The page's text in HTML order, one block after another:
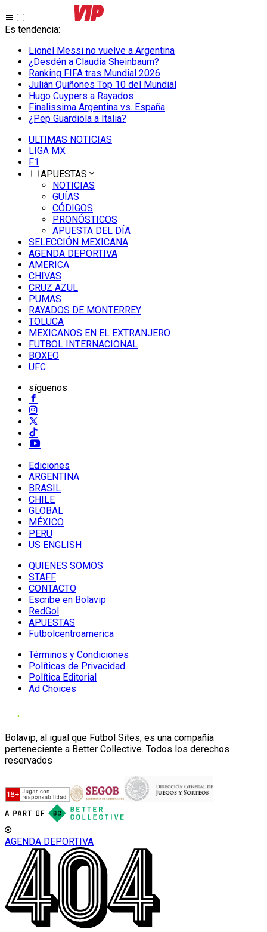
Es tendencia:
Lionel Messi no vuelve a Argentina
¿Desdén a Claudia Sheinbaum?
Ranking FIFA tras Mundial 2026
Julián Quiñones Top 10 del Mundial
Hugo Cuypers a Rayados
Finalissima Argentina vs. España
¿Pep Guardiola a Italia?
ULTIMAS NOTICIAS
LIGA MX
F1
APUESTAS
NOTICIAS
GUÍAS
CÓDIGOS
PRONÓSTICOS
APUESTA DEL DÍA
SELECCIÓN MEXICANA
AGENDA DEPORTIVA
AMERICA
CHIVAS
CRUZ AZUL
PUMAS
RAYADOS DE MONTERREY
TOLUCA
MEXICANOS EN EL EXTRANJERO
FUTBOL INTERNACIONAL
BOXEO
UFC
síguenos
Ediciones
ARGENTINA
BRASIL
CHILE
GLOBAL
MÉXICO
PERU
US ENGLISH
QUIENES SOMOS
STAFF
CONTACTO
Escribe en Bolavip
RedGol
APUESTAS
Futbolcentroamerica
Términos y Condiciones
Políticas de Privacidad
Política Editorial
Ad Choices
Bolavip, al igual que Futbol Sites, es una compañía
perteneciente a Better Collective. Todos los derechos
reservados
AGENDA DEPORTIVA